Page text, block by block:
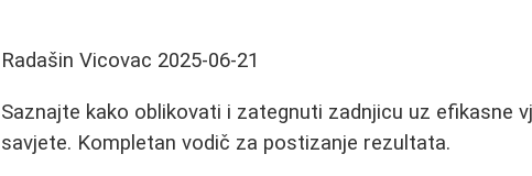
Radašin Vicovac 2025-06-21
Saznajte kako oblikovati i zategnuti zadnjicu uz efikasne
savjete. Kompletan vodič za postizanje rezultata.